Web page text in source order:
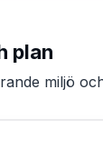
plan
miljö